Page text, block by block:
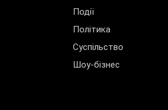
Події
Політика
Суспільство
Шоу-бізнес